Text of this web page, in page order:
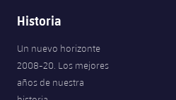
Historia
Un nuevo horizonte
2008-20. Los mejores
años de nuestra